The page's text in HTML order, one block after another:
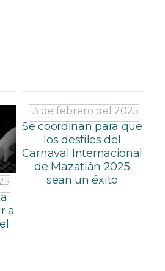
a
13 de febrero del 2025
Se coordinan para que
los desfiles del
Carnaval Internacional
de Mazatlán 2025
sean un éxito